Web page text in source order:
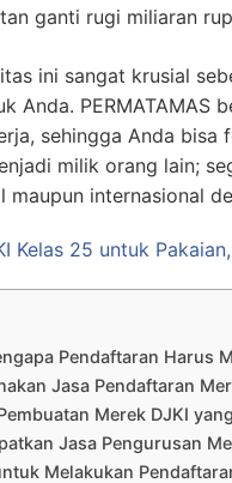
ganti rugi miliaran
ini sangat krusial
Anda. PERMATAMAS
sehingga Anda
milik orang lain;
maupun internasional
Kelas 25 untuk
Pendaftaran Harus
Jasa Pendaftaran
Merek DJKI
Jasa Pengurusan
Melakukan